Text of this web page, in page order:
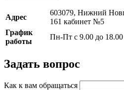
Адрес
603079, Нижний
161 кабинет №5
График
работы
Пн-Пт с 9.00 до 18.00
Задать вопрос
Как к вам обращаться